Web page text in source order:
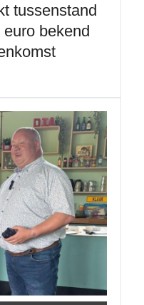
tussenstand
bekend